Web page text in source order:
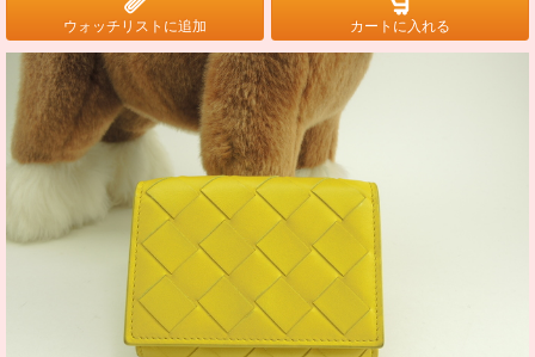
ウォッチリストに追加 カートに入れる